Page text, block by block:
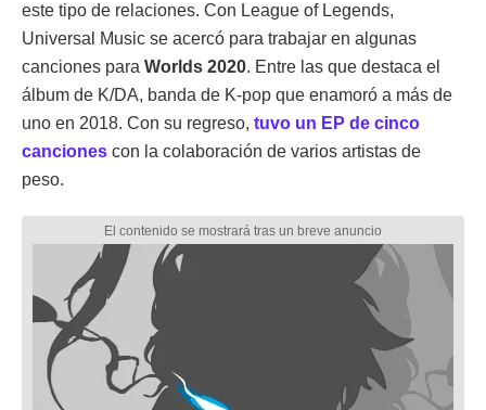
este tipo de relaciones. Con League of Legends,
Universal Music se acercó para trabajar en algunas
canciones para Worlds 2020. Entre las que destaca el
álbum de K/DA, banda de K-pop que enamoró a más de
uno en 2018. Con su regreso, tuvo un EP de cinco
canciones con la colaboración de varios artistas de
peso.